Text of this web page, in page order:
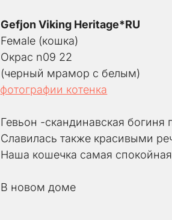
Gefjon Viking Heritage*RU
Feмale (кошка)
Окрас n09 22
(черный мрамор с белым)
фотографии котенка
Гевьон -скандинавская
Славилась также красивыми
Наша кошечка самая спокойная
В новом доме